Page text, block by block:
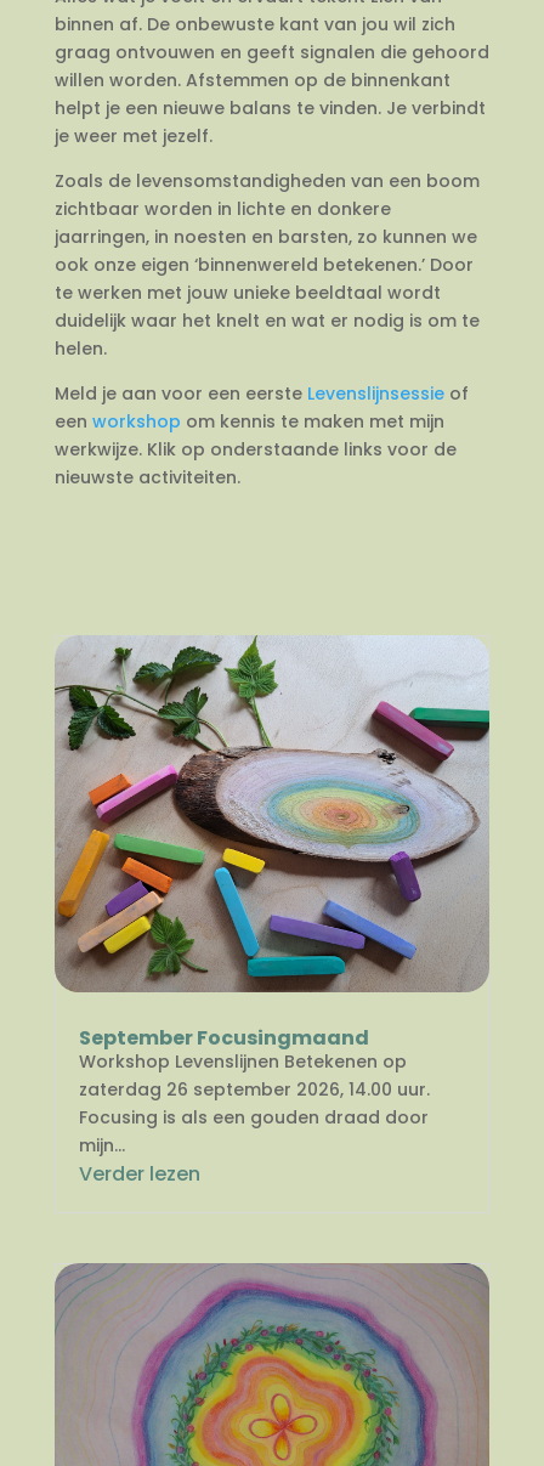
binnen af. De onbewuste kant van jou wil zich
graag ontvouwen en geeft signalen die gehoord
willen worden. Afstemmen op de binnenkant
helpt je een nieuwe balans te vinden. Je verbindt
je weer met jezelf.
Zoals de levensomstandigheden van een boom
zichtbaar worden in lichte en donkere
jaarringen, in noesten en barsten, zo kunnen we
ook onze eigen ‘binnenwereld betekenen.’ Door
te werken met jouw unieke beeldtaal wordt
duidelijk waar het knelt en wat er nodig is om te
helen.
Meld je aan voor een eerste Levenslijnsessieof
een workshop om kennis te maken met mijn
werkwijze. Klik op onderstaande links voor de
nieuwste activiteiten.
September Focusingmaand
Workshop Levenslijnen Betekenen op
zaterdag 26 september 2026, 14.00 uur.
Focusing is als een gouden draad door
mijn...
Verder lezen